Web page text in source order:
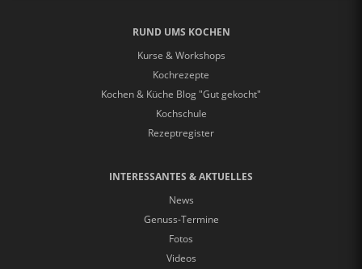
RUND UMS KOCHEN
Kurse & Workshops
Kochrezepte
Kochen & Küche Blog "Gut gekocht"
Kochschule
Rezeptregister
INTERESSANTES & AKTUELLES
News
Genuss-Termine
Fotos
Videos